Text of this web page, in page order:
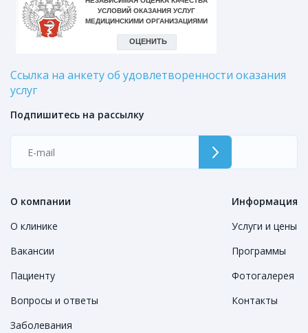
Ссылка на анкету об удовлетворенности оказания
услуг
О компании
О клинике
Вакансии
Пациенту
Вопросы и ответы
Заболевания
Информация
Услуги и цены
Программы
Фотогалерея
Контакты
Подпишитесь на рассылку